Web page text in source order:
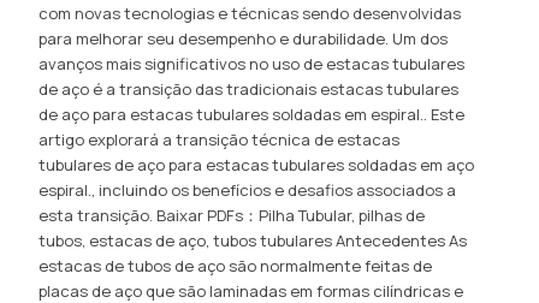
com novas tecnologias e técnicas sendo desenvolvidas
para melhorar seu desempenho e durabilidade. Um dos
avanços mais significativos no uso de estacas tubulares
de aço é a transição das tradicionais estacas tubulares
de aço para estacas tubulares soldadas em espiral.. Este
artigo explorará a transição técnica de estacas
tubulares de aço para estacas tubulares soldadas em aço
espiral., incluindo os benefícios e desafios associados a
esta transição. Baixar PDFs：Pilha Tubular, pilhas de
tubos, estacas de aço, tubos tubulares Antecedentes As
estacas de tubos de aço são normalmente feitas de
placas de aço que são laminadas em formas cilíndricas e